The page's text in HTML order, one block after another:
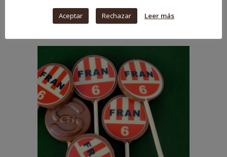
Oro
3,95€
Aceptar Rechazar Leer más